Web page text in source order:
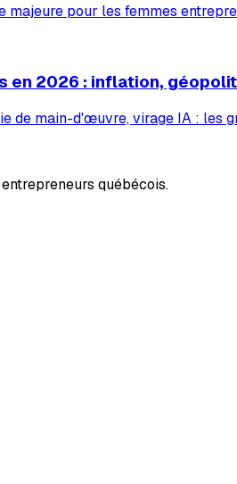
majeure pour les femmes
en 2026 : inflation,
de main-d'œuvre, virage IA : les
québécois.